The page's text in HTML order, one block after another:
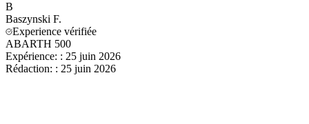
B
Baszynski F.
Experience vérifiée
ABARTH 500
Expérience: : 25 juin 2026
Rédaction: : 25 juin 2026